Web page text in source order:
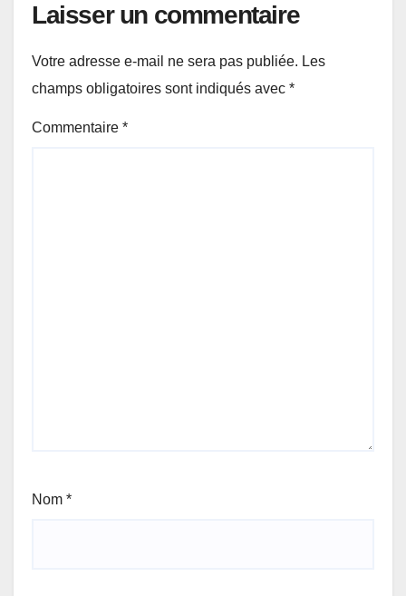
depuis fin 2002
Laisser un commentaire
Votre adresse e-mail ne sera pas publiée. Les
champs obligatoires sont indiqués avec *
Commentaire *
Nom *